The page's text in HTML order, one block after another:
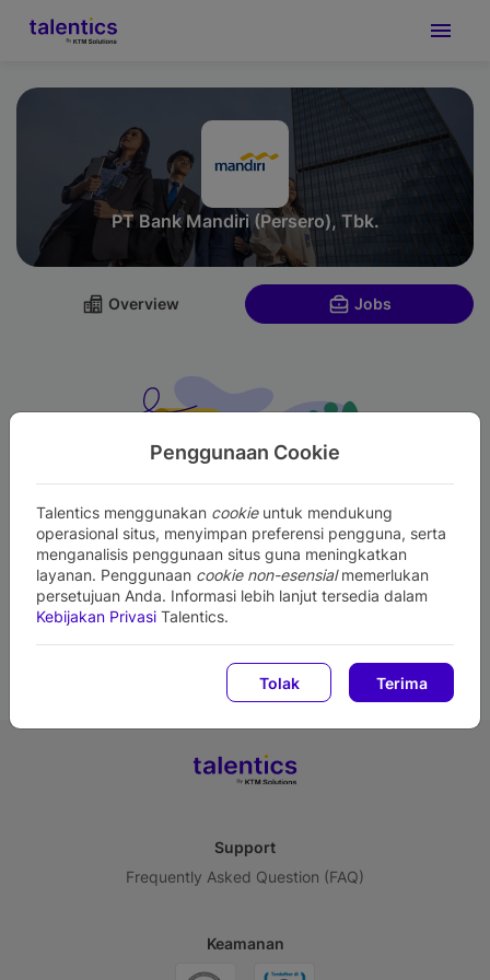
Penggunaan Cookie
Talentics menggunakan cookieuntuk mendukung
operasional situs, menyimpan preferensi pengguna, serta
menganalisis penggunaan situs guna meningkatkan
layanan. Penggunaan cookie non-esensialmemerlukan
persetujuan Anda. Informasi lebih lanjut tersedia dalam
Kebijakan Privasi Talentics.
Tolak Terima
PT Bank Mandiri (Persero), Tbk.
Overview Jobs
No Jobs Opening Are Available
There are currently no open positions available.
Please revisit us for future job opportunities.
Support
Frequently Asked Question (FAQ)
Keamanan